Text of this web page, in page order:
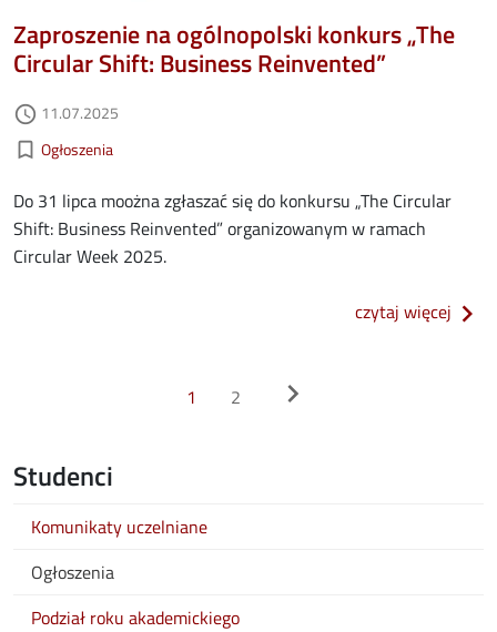
Zaproszenie na ogólnopolski konkurs „The
Circular Shift: Business Reinvented”
access_time Data dodania
11.07.2025
bookmark_border Kategorie aktualności
Ogłoszenia
Do 31 lipca moożna zgłaszać się do konkursu „The Circular
Shift: Business Reinvented” organizowanym w ramach
Circular Week 2025.
czytaj więcej o
1 2 chevron_right
Studenci
Komunikaty uczelniane
Ogłoszenia
Podział roku akademickiego